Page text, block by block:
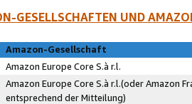
GESELLSCHAFTEN UND
Amazon-Gesellschaft
Amazon Europe Core S.à r.l.
Amazon Europe Core S.à r.l.(oder Amazon
entsprechend der Mitteilung)